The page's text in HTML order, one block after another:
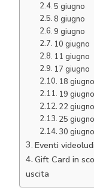
5 giugno
8 giugno
9 giugno
10 giugno
11 giugno
17 giugno
18 giugno
19 giugno
22 giugno
25 giugno
30 giugno
Eventi
Gift Card in
uscita